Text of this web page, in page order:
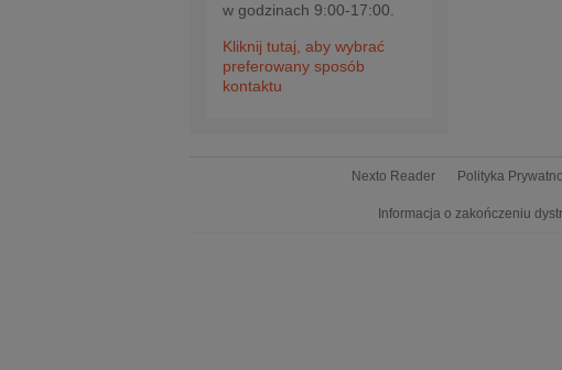
w godzinach 9:00-17:00.
Kliknij tutaj, aby wybrać
preferowany sposób
kontaktu
Nexto Reader Polityka
Informacja o zakończeniu